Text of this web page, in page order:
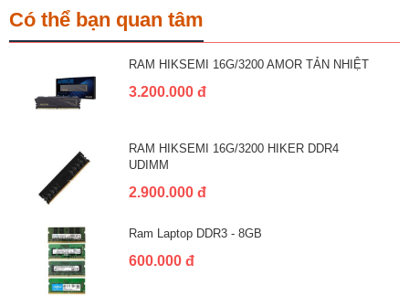
Có thể bạn quan tâm
RAM HIKSEMI 16G/3200 AMOR TẢN NHIỆT
3.200.000 đ
RAM HIKSEMI 16G/3200 HIKER DDR4
UDIMM
2.900.000 đ
Ram Laptop DDR3 - 8GB
600.000 đ